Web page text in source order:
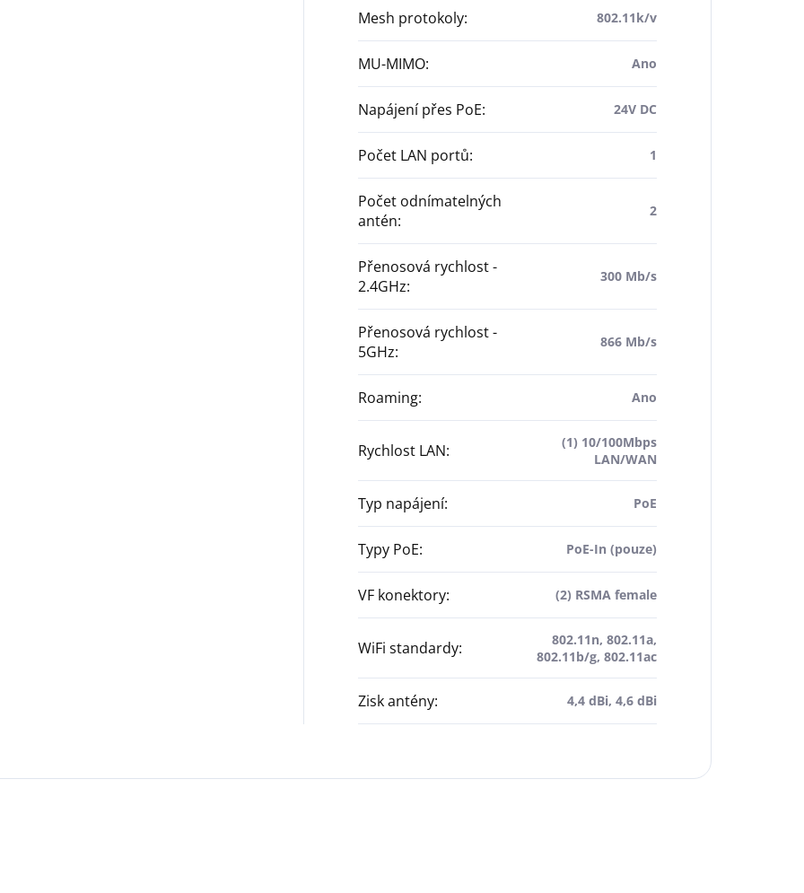
Mesh protokoly: 802.11k/v
MU-MIMO: Ano
Napájení přes PoE: 24V DC
Počet LAN portů: 1
Počet odnímatelných
antén:
2
Přenosová rychlost -
2.4GHz:
300 Mb/s
Přenosová rychlost -
5GHz:
866 Mb/s
Roaming: Ano
Rychlost LAN:
(1) 10/100Mbps
LAN/WAN
Typ napájení: PoE
Typy PoE: PoE-In (pouze)
VF konektory: (2) RSMA female
WiFi standardy:
802.11n, 802.11a,
802.11b/g, 802.11ac
Zisk antény: 4,4 dBi, 4,6 dBi